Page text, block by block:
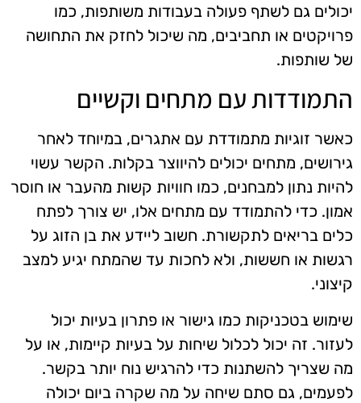
יכולים גם לשתף פעולה בעבודות משותפות, כמו
פרויקטים או תחביבים, מה שיכול לחזק את התחושה
של שותפות.
התמודדות עם מתחים וקשיים
כאשר זוגיות מתמודדת עם אתגרים, במיוחד לאחר
גירושים, מתחים יכולים להיווצר בקלות. הקשר עשוי
להיות נתון למבחנים, כמו חוויות קשות מהעבר או חוסר
אמון. כדי להתמודד עם מתחים אלו, יש צורך לפתח
כלים בריאים לתקשורת. חשוב ליידע את בן הזוג על
רגשות או חששות, ולא לחכות עד שהמתח יגיע למצב
קיצוני.
שימוש בטכניקות כמו גישור או פתרון בעיות יכול
לעזור. זה יכול לכלול שיחות על בעיות קיימות, או על
מה שצריך להשתנות כדי להרגיש נוח יותר בקשר.
לפעמים, גם סתם שיחה על מה שקרה ביום יכולה